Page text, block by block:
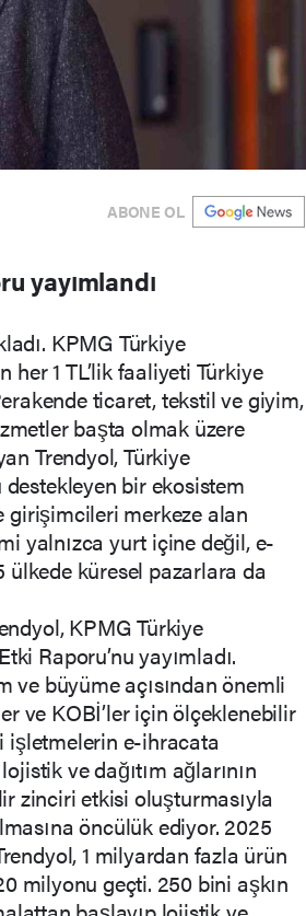
ABONE OL
yayımlandı
KPMG Türkiye
her 1 TL’lik faaliyeti Türkiye
ticaret, tekstil ve giyim,
başta olmak üzere
Trendyol, Türkiye
bir ekosistem
girişimcileri merkeze alan
yalnızca yurt içine değil, e-
ülkede küresel pazarlara da
KPMG Türkiye
Raporu’nu yayımladı.
ve büyüme açısından önemli
ve KOBİ’ler için ölçeklenebilir
işletmelerin e-ihracata
ve dağıtım ağlarının
zinciri etkisi oluşturmasıyla
öncülük ediyor. 2025
1 milyardan fazla ürün
milyonu geçti. 250 bini aşkın